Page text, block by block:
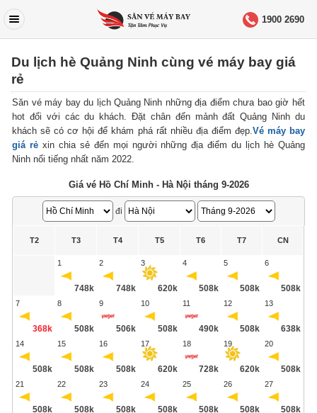
1900 2690
Du lịch hè Quảng Ninh cùng vé máy bay giá
rẻ
Săn vé máy bay du lịch Quảng Ninh những địa điểm chưa bao giờ hết
hot đối với các du khách. Đặt chân đến mảnh đất Quảng Ninh du
khách sẽ có cơ hội để khám phá rất nhiều địa điểm đẹp.Vé máy bay
giá rẻ xin chia sẻ đến mọi người những địa điểm du lịch hè Quảng
Ninh nổi tiếng nhất năm 2022.
Giá vé Hồ Chí Minh - Hà Nội tháng 9-2026
đi
T2 T3 T4 T5 T6 T7 CN
1
748k
2
748k
3
620k
4
508k
5
508k
6
508k
7
368k
8
508k
9
506k
10
508k
11
490k
12
508k
13
638k
14
508k
15
508k
16
508k
17
620k
18
728k
19
620k
20
508k
21
508k
22
508k
23
508k
24
508k
25
508k
26
508k
27
508k